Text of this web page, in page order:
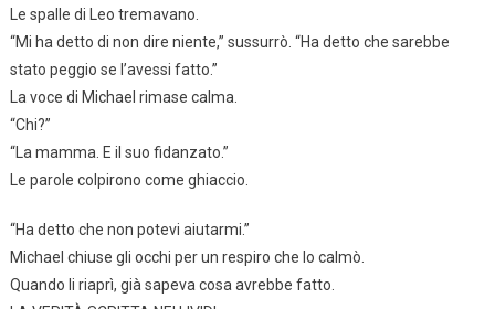
Le spalle di Leo tremavano.
“Mi ha detto di non dire niente,” sussurrò. “Ha detto che sarebbe
stato peggio se l’avessi fatto.”
La voce di Michael rimase calma.
“Chi?”
“La mamma. E il suo fidanzato.”
Le parole colpirono come ghiaccio.
“Ha detto che non potevi aiutarmi.”
Michael chiuse gli occhi per un respiro che lo calmò.
Quando li riaprì, già sapeva cosa avrebbe fatto.